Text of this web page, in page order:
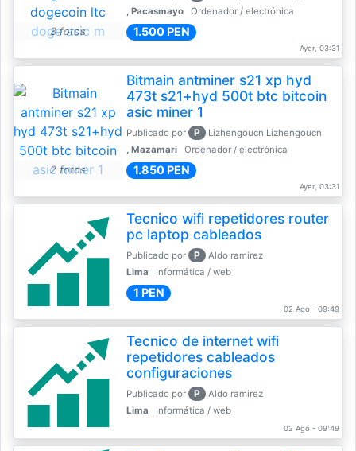
3 fotos
, Pacasmayo
Ordenador / electrónica
1.500 PEN
Ayer, 03:31
2 fotos
Bitmain antminer s21 xp hyd
473t s21+hyd 500t btc bitcoin
asic miner 1
Publicado por P
Lizhengoucn Lizhengoucn
, Mazamari
Ordenador / electrónica
1.850 PEN
Ayer, 03:31
Tecnico wifi repetidores router
pc laptop cableados
Publicado por P
Aldo ramirez
Lima
Informática / web
1 PEN
02 Ago - 09:49
Tecnico de internet wifi
repetidores cableados
configuraciones
Publicado por P
Aldo ramirez
Lima
Informática / web
02 Ago - 09:49